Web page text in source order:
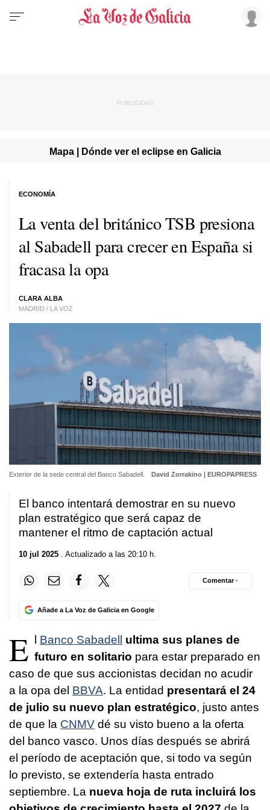
Mapa | Dónde ver el eclipse en Galicia
La venta del británico TSB presiona
al Sabadell para crecer en España si
fracasa la opa
CLARA ALBA
MADRID / LA VOZ
ECONOMÍA
Exterior de la sede central del Banco Sabadell. David Zorrakino | EUROPAPRESS
El banco intentará demostrar en su nuevo
plan estratégico que será capaz de
mantener el ritmo de captación actual
10 jul 2025 . Actualizado a las 20:10 h.
Añade a La Voz de Galicia en Google
Comentar ·
E l Banco Sabadell ultima sus planes de
futuro en solitario para estar preparado en
caso de que sus accionistas decidan no acudir
a la opa del BBVA. La entidad presentará el 24
de julio su nuevo plan estratégico, justo antes
de que la CNMV dé su visto bueno a la oferta
del banco vasco. Unos días después se abrirá
el período de aceptación que, si todo va según
lo previsto, se extendería hasta entrado
septiembre. La nueva hoja de ruta incluirá los